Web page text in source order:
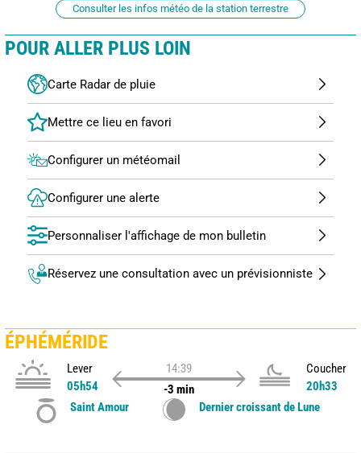
Consulter les infos météo de la station terrestre
POUR ALLER PLUS LOIN
Carte Radar de pluie
Configurer un météomail
Configurer une alerte
Personnaliser l'affichage de mon bulletin
Réservez une consultation avec un prévisionniste
ÉPHÉMÉRIDE
Lever
05h54
14:39
-3 min
Coucher
20h33
Saint Amour
Dernier croissant de Lune